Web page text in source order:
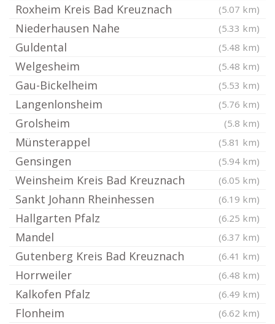
Roxheim Kreis Bad Kreuznach (5.07 km)
Niederhausen Nahe (5.33 km)
Guldental (5.48 km)
Welgesheim (5.48 km)
Gau-Bickelheim (5.53 km)
Langenlonsheim (5.76 km)
Grolsheim (5.8 km)
Münsterappel (5.81 km)
Gensingen (5.94 km)
Weinsheim Kreis Bad Kreuznach (6.05 km)
Sankt Johann Rheinhessen (6.19 km)
Hallgarten Pfalz (6.25 km)
Mandel (6.37 km)
Gutenberg Kreis Bad Kreuznach (6.41 km)
Horrweiler (6.48 km)
Kalkofen Pfalz (6.49 km)
Flonheim (6.62 km)